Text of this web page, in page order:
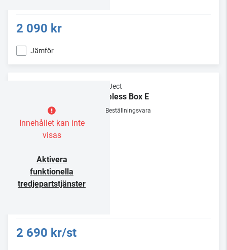
2 090 kr
Jämför
Innehållet kan inte
visas
Aktivera
funktionella
tredjepartstjänster
Pro-Ject
Wireless Box E
Beställningsvara
2 690 kr/st